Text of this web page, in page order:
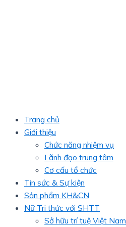
Trang chủ
Giới thiệu
Chức năng nhiệm vụ
Lãnh đạo trung tâm
Cơ cấu tổ chức
Tin sức & Sự kiện
Sản phẩm KH&CN
Nữ Tri thức với SHTT
Sở hữu trí tuệ Việt Nam